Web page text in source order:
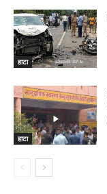
हाटा
हाटा